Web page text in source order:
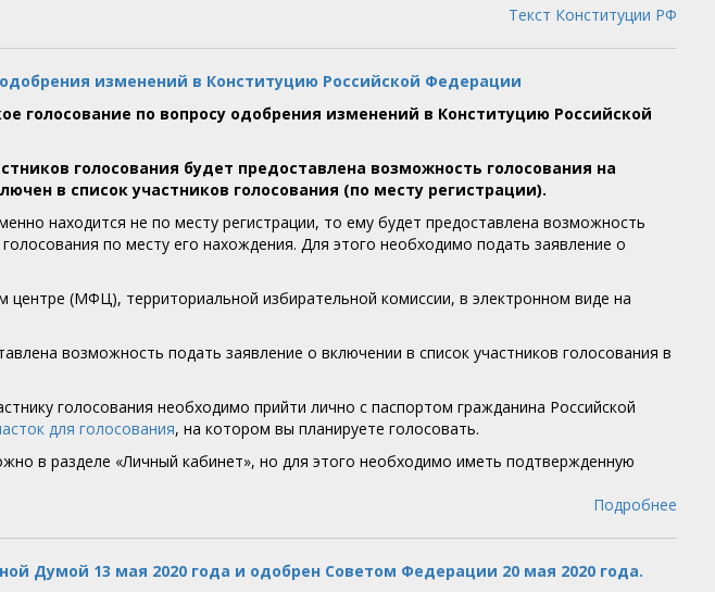
Текст Конституции РФ
изменений в Конституцию Российской Федерации
голосование по вопросу одобрения изменений в Конституцию Российской
голосования будет предоставлена возможность голосования на
в список участников голосования (по месту регистрации).
находится не по месту регистрации, то ему будет предоставлена возможность
по месту его нахождения. Для этого необходимо подать заявление о
(МФЦ), территориальной избирательной комиссии, в электронном виде на
возможность подать заявление о включении в список участников голосования в
голосования необходимо прийти лично с паспортом гражданина Российской
для голосования, на котором вы планируете голосовать.
в разделе «Личный кабинет», но для этого необходимо иметь подтвержденную
Подробнее
Думой 13 мая 2020 года и одобрен Советом Федерации 20 мая 2020 года.